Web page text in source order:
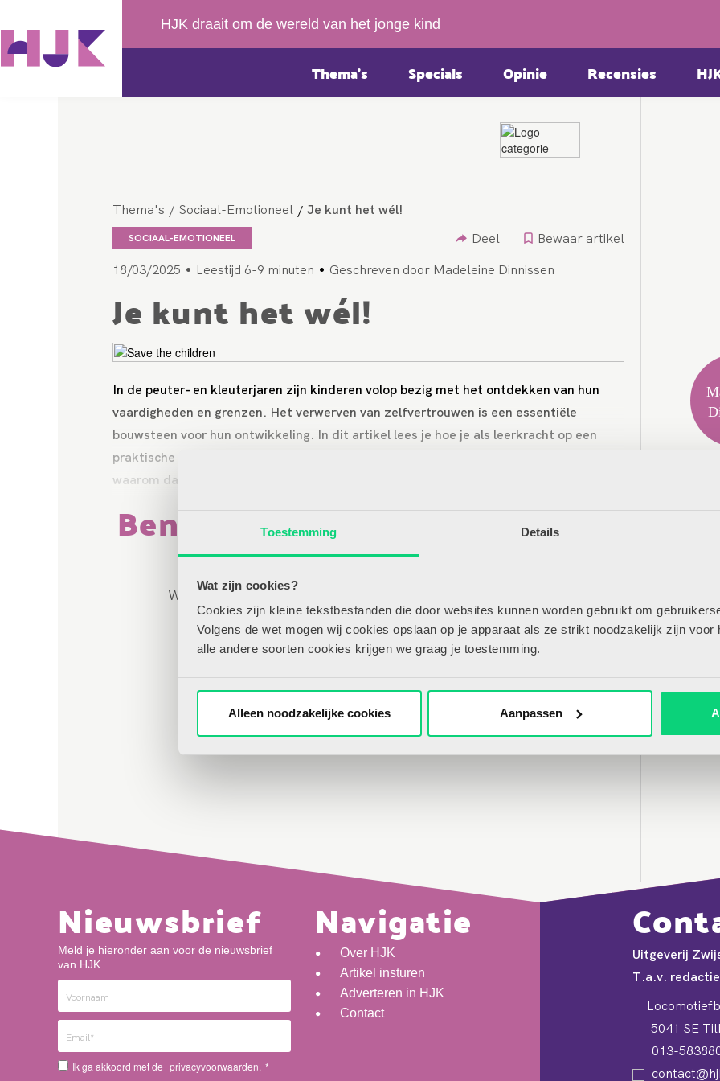
Toestemming Details
Wat zijn cookies?
Cookies zijn kleine tekstbestanden die door websites kunnen worden gebruikt om
Volgens de wet mogen wij cookies opslaan op je apparaat als ze strikt noodzakelijk zijn voor
alle andere soorten cookies krijgen we graag je toestemming.
Alleen noodzakelijke cookies Aanpassen
HJK draait om de wereld van het jonge kind
Thema’s
Specials Opinie Recensies
Thema's / Sociaal-Emotioneel / Je kunt het wél!
SOCIAAL-EMOTIONEEL Deel
Bewaar artikel
18/03/2025 • Leestijd 6-9 minuten • Geschreven door Madeleine Dinnissen
Je kunt het wél!
In de peuter- en kleuterjaren zijn kinderen volop bezig met het ontdekken van hun
vaardigheden en grenzen. Het verwerven van zelfvertrouwen is een essentiële
bouwsteen voor hun ontwikkeling. In dit artikel lees je hoe je als leerkracht op een
praktische manier kunt bijdragen aan het versterken van dit zelfvertrouwen en
waarom dat juist in deze leeftijdsfase zo belangrijk is.
Benieuwd naar de rest van het
artikel?
Word nu abonnee en krijg onbeperkt toegang tot alle artikelen
op HJK-online.nl, inclusief persoonlijk profiel om artikelen
makkelijk te selecteren, delen en bewaren.
Nieuwsbrief
Meld je hieronder aan voor de nieuwsbrief
van HJK
Ik ga akkoord met de privacyvoorwaarden. *
Navigatie
Over HJK
Artikel insturen
Adverteren in HJK
Contact
Uitgeverij
T.a.v.
5041 SE
013-